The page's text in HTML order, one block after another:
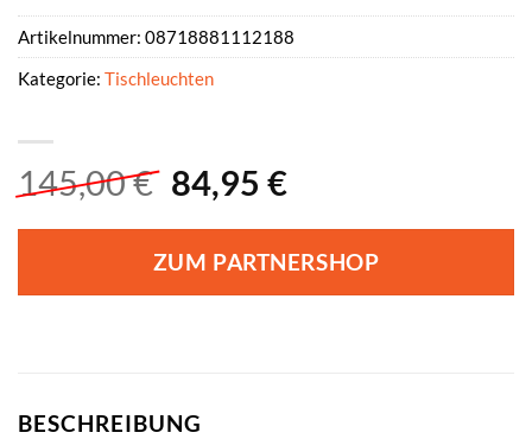
145,00€ Ursprünglicher
war:
145,00 €
84,95 €Aktueller
ist:
84,95 €.
ZUM PARTNERSHOP
Artikelnummer: 08718881112188
Kategorie: Tischleuchten
BESCHREIBUNG